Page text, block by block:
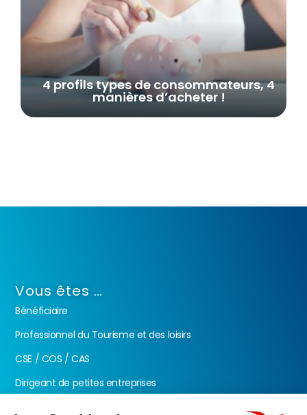
4 profils types de consommateurs, 4
manières d’acheter !
Vous êtes …
Bénéficiaire
Professionnel du Tourisme et des loisirs
CSE / COS / CAS
Dirigeant de petites entreprises